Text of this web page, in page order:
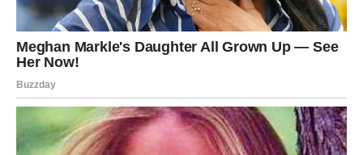
Na poslovnom planu, budite spremni na iznenadne
promene planova. Ono što danas izgleda kao mala
promena može biti početak mnogo većeg uspeha.
Rak
Rakovi su veoma intuitivni i često osećaju promene